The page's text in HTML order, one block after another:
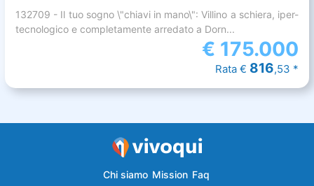
132709 - Il tuo sogno \"chiavi in mano\": Villino a schiera, iper-
tecnologico e completamente arredato a Dorn...
€ 175.000
Rata € 816,53 *
Chi siamo Mission Faq